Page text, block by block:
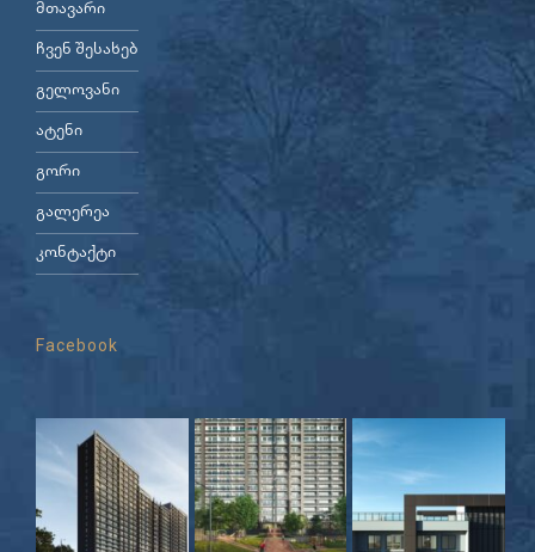
მთავარი
ჩვენ შესახებ
გელოვანი
ატენი
გორი
გალერეა
კონტაქტი
Facebook